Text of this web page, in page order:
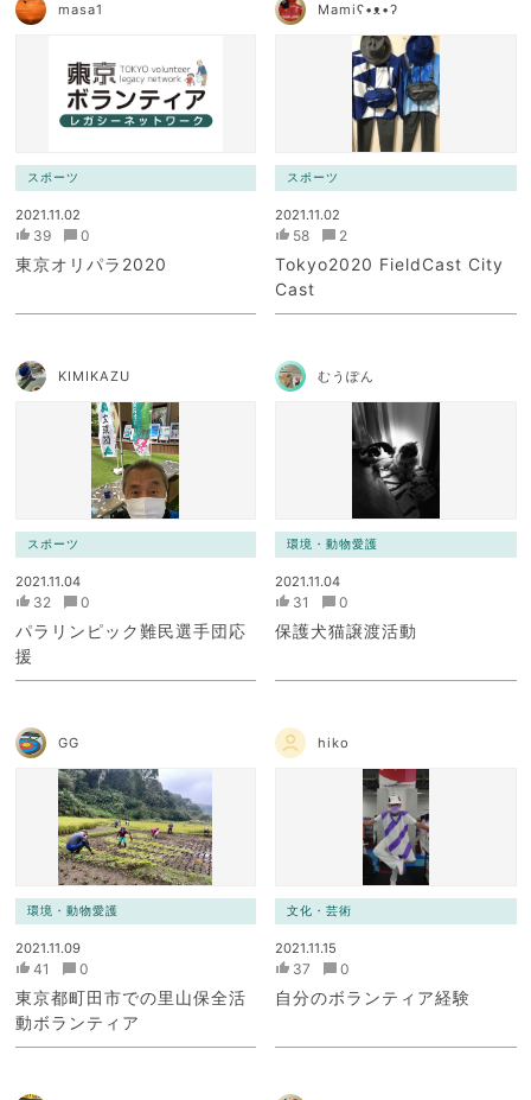
masa1
スポーツ
2021.11.02
39 0
東京オリパラ2020
Mamiʕ•ᴥ•ʔ
スポーツ
2021.11.02
58 2
Tokyo2020 FieldCast City
Cast
KIMIKAZU
スポーツ
2021.11.04
32 0
パラリンピック難民選手団応
援
むうぽん
環境・動物愛護
2021.11.04
31 0
保護犬猫譲渡活動
GG
環境・動物愛護
2021.11.09
41 0
東京都町田市での里山保全活
動ボランティア
hiko
文化・芸術
2021.11.15
37 0
自分のボランティア経験